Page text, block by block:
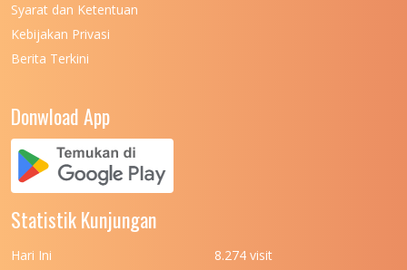
Syarat dan Ketentuan
Kebijakan Privasi
Berita Terkini
Donwload App
Statistik Kunjungan
Hari Ini 8.274 visit